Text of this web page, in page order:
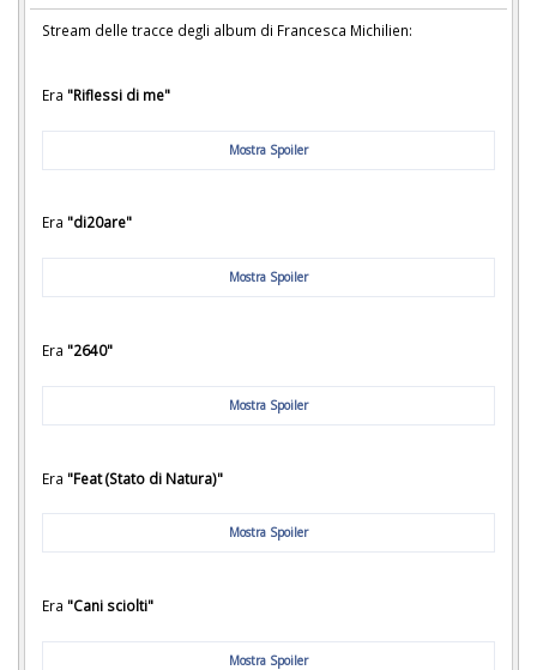
Stream delle tracce degli album di Francesca Michilien:
Era "Riflessi di me"
Mostra Spoiler
Era "di20are"
Mostra Spoiler
Era "2640"
Mostra Spoiler
Era "Feat (Stato di Natura)"
Mostra Spoiler
Era "Cani sciolti"
Mostra Spoiler